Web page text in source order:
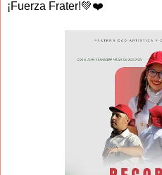
¡Fuerza Frater!💚❤️